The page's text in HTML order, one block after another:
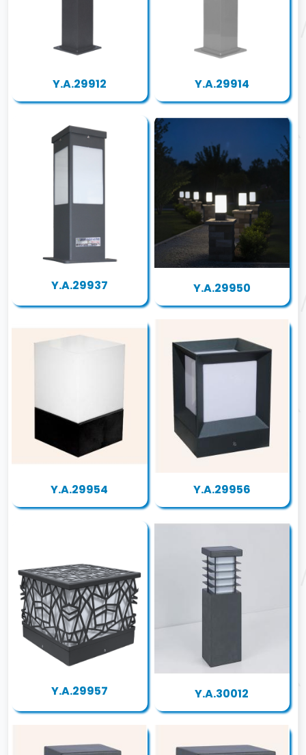
Y.A.29912 Y.A.29914
Y.A.29937 Y.A.29950
Y.A.29954 Y.A.29956
Y.A.29957 Y.A.30012